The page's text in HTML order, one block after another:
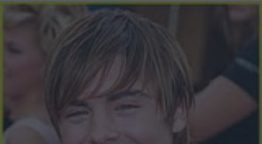
sembra essere più grande: alcuni mesi fa, era infatti stata
accusata per esser stata fotografata mentre fumava droghe
leggere. Lei aveva subito smentito l'accaduto, adesso però
viene trovata nuovamente a fumare. Prima che la Stewart
tabacco né altro. Da quando frequenta l'attore invece
sembra condividerne anche i difetti. Infatti, che Robert
fumi è un dato certo. Per amore o stress, Kristen
comunque sembra aver iniziato a prendere una cattiva
strada. L'opinione pubblica americana, famosa per essere
poco gentile e molto crudele verso gli idoli dei teenager,